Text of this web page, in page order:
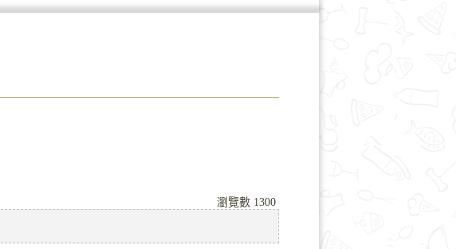
瀏覽數 1300